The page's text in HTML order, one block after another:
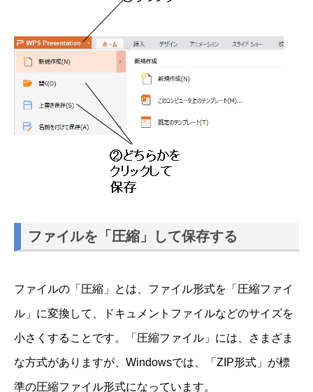
ファイルを「圧縮」して保存する
ファイルの「圧縮」とは、ファイル形式を「圧縮ファイ
ル」に変換して、ドキュメントファイルなどのサイズを
小さくすることです。「圧縮ファイル」には、さまざま
な方式がありますが、Windowsでは、「ZIP形式」が標
準の圧縮ファイル形式になっています。